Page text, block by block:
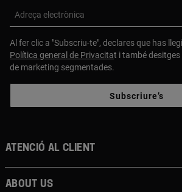
Adreça electrònica
Al fer clic a "Subscriu-te", declares que has
Política general de Privacitat i també
de marketing segmentades.
Subscriure’s
Atenció al client
About us